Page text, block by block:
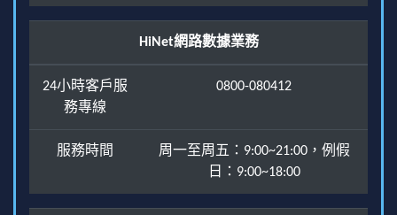
HiNet網路數據業務
24小時客戶服
務專線
0800-080412
服務時間
周一至周五：9:00~21:00，例假
日：9:00~18:00